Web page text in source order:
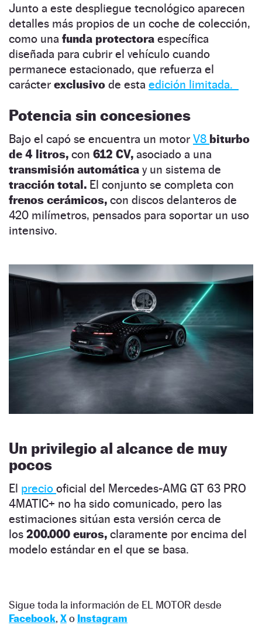
Junto a este despliegue tecnológico aparecen
detalles más propios de un coche de colección,
como una funda protectora específica
diseñada para cubrir el vehículo cuando
permanece estacionado, que refuerza el
carácter exclusivo de esta edición limitada.
Potencia sin concesiones
Bajo el capó se encuentra un motor V8 biturbo
de 4 litros, con 612 CV, asociado a una
transmisión automática y un sistema de
tracción total. El conjunto se completa con
frenos cerámicos, con discos delanteros de
420 milímetros, pensados para soportar un uso
intensivo.
Un privilegio al alcance de muy
pocos
El precio oficial del Mercedes-AMG GT 63 PRO
4MATIC+ no ha sido comunicado, pero las
estimaciones sitúan esta versión cerca de
los 200.000 euros, claramente por encima del
modelo estándar en el que se basa.
Sigue toda la información de EL MOTOR desde
Facebook, Xo Instagram